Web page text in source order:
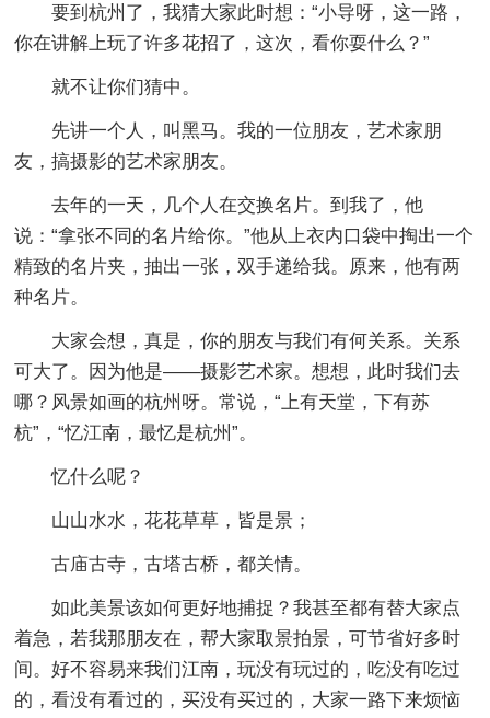
要到杭州了，我猜大家此时想：“小导呀，这一路，
你在讲解上玩了许多花招了，这次，看你耍什么？”
就不让你们猜中。
先讲一个人，叫黑马。我的一位朋友，艺术家朋
友，搞摄影的艺术家朋友。
去年的一天，几个人在交换名片。到我了，他
说：“拿张不同的名片给你。”他从上衣内口袋中掏出一个
精致的名片夹，抽出一张，双手递给我。原来，他有两
种名片。
大家会想，真是，你的朋友与我们有何关系。关系
可大了。因为他是——摄影艺术家。想想，此时我们去
哪？风景如画的杭州呀。常说，“上有天堂，下有苏
杭”，“忆江南，最忆是杭州”。
忆什么呢？
山山水水，花花草草，皆是景；
古庙古寺，古塔古桥，都关情。
如此美景该如何更好地捕捉？我甚至都有替大家点
着急，若我那朋友在，帮大家取景拍景，可节省好多时
间。好不容易来我们江南，玩没有玩过的，吃没有吃过
的，看没有看过的，买没有买过的，大家一路下来烦恼